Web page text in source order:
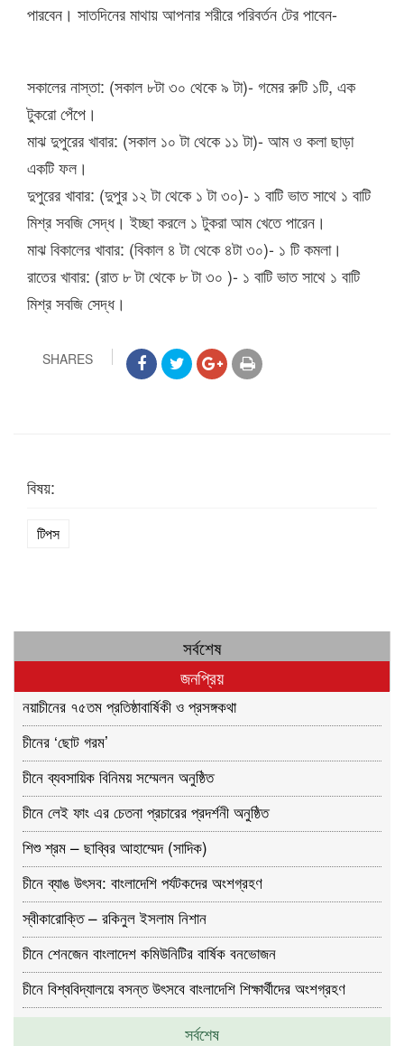
পারবেন। সাতদিনের মাথায় আপনার শরীরে পরিবর্তন টের পাবেন-
সকালের নাস্তা: (সকাল ৮টা ৩০ থেকে ৯ টা)- গমের রুটি ১টি, এক
টুকরো পেঁপে।
মাঝ দুপুরের খাবার: (সকাল ১০ টা থেকে ১১ টা)- আম ও কলা ছাড়া
একটি ফল।
দুপুরের খাবার: (দুপুর ১২ টা থেকে ১ টা ৩০)- ১ বাটি ভাত সাথে ১ বাটি
মিশ্র সবজি সেদ্ধ। ইচ্ছা করলে ১ টুকরা আম খেতে পারেন।
মাঝ বিকালের খাবার: (বিকাল ৪ টা থেকে ৪টা ৩০)- ১ টি কমলা।
রাতের খাবার: (রাত ৮ টা থেকে ৮ টা ৩০ )- ১ বাটি ভাত সাথে ১ বাটি
মিশ্র সবজি সেদ্ধ।
SHARES
বিষয়:
টিপস
সর্বশেষ
জনপ্রিয়
নয়াচীনের ৭৫তম প্রতিষ্ঠাবার্ষিকী ও প্রসঙ্গকথা
চীনের ‘ছোট গরম’
চীনে ব্যবসায়িক বিনিময় সম্মেলন অনুষ্ঠিত
চীনে লেই ফাং এর চেতনা প্রচারের প্রদর্শনী অনুষ্ঠিত
শিশু শ্রম – ছাব্বির আহাম্মেদ (সাদিক)
চীনে ব্যাঙ উৎসব: বাংলাদেশি পর্যটকদের অংশগ্রহণ
স্বীকারোক্তি – রকিনুল ইসলাম নিশান
চীনে শেনজেন বাংলাদেশ কমিউনিটির বার্ষিক বনভোজন
চীনে বিশ্ববিদ্যালয়ে বসন্ত উৎসবে বাংলাদেশি শিক্ষার্থীদের অংশগ্রহণ
সর্বশেষ